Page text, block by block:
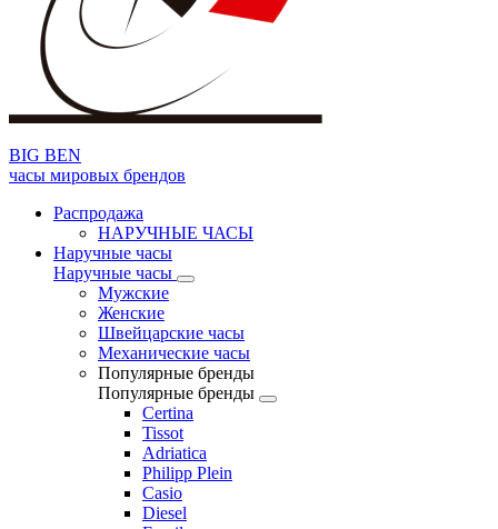
BIG BEN
часы мировых брендов
Распродажа
НАРУЧНЫЕ ЧАСЫ
Наручные часы
Наручные часы
Мужские
Женские
Швейцарские часы
Механические часы
Популярные бренды
Популярные бренды
Certina
Tissot
Adriatica
Philipp Plein
Casio
Diesel